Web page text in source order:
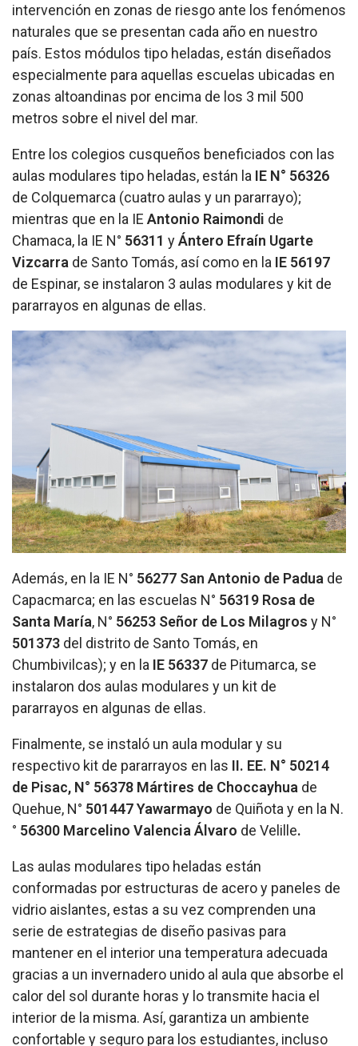
intervención en zonas de riesgo ante los fenómenos
naturales que se presentan cada año en nuestro
país. Estos módulos tipo heladas, están diseñados
especialmente para aquellas escuelas ubicadas en
zonas altoandinas por encima de los 3 mil 500
metros sobre el nivel del mar.
Entre los colegios cusqueños beneficiados con las
aulas modulares tipo heladas, están la IE N° 56326
de Colquemarca (cuatro aulas y un pararrayo);
mientras que en la IE Antonio Raimondi de
Chamaca, la IE N° 56311 yÁntero Efraín Ugarte
Vizcarra de Santo Tomás, así como en la IE 56197
de Espinar, se instalaron 3 aulas modulares y kit de
pararrayos en algunas de ellas.
Además, en la IE N° 56277 San Antonio de Padua de
Capacmarca; en las escuelas N° 56319 Rosa de
Santa María, N° 56253 Señor de Los Milagros y N°
501373 del distrito de Santo Tomás, en
Chumbivilcas); y en la IE 56337 de Pitumarca, se
instalaron dos aulas modulares y un kit de
pararrayos en algunas de ellas.
Finalmente, se instaló un aula modular y su
respectivo kit de pararrayos en las II. EE. N° 50214
de Pisac, N° 56378 Mártires de Choccayhua de
Quehue, N° 501447 Yawarmayo de Quiñota y en la N.
° 56300 Marcelino Valencia Álvaro de Velille.
Las aulas modulares tipo heladas están
conformadas por estructuras de acero y paneles de
vidrio aislantes, estas a su vez comprenden una
serie de estrategias de diseño pasivas para
mantener en el interior una temperatura adecuada
gracias a un invernadero unido al aula que absorbe el
calor del sol durante horas y lo transmite hacia el
interior de la misma. Así, garantiza un ambiente
confortable y seguro para los estudiantes, incluso